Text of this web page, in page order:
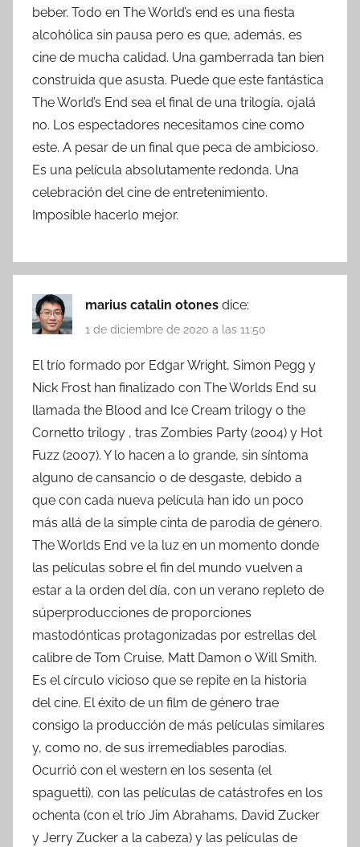
beber. Todo en The World’s end es una fiesta
alcohólica sin pausa pero es que, además, es
cine de mucha calidad. Una gamberrada tan bien
construida que asusta. Puede que este fantástica
The World’s End sea el final de una trilogía, ojalá
no. Los espectadores necesitamos cine como
este. A pesar de un final que peca de ambicioso.
Es una película absolutamente redonda. Una
celebración del cine de entretenimiento.
Imposible hacerlo mejor.
marius catalin otones dice:
1 de diciembre de 2020 a las 11:50
El trío formado por Edgar Wright, Simon Pegg y
Nick Frost han finalizado con The Worlds End su
llamada the Blood and Ice Cream trilogy o the
Cornetto trilogy , tras Zombies Party (2004) y Hot
Fuzz (2007). Y lo hacen a lo grande, sin síntoma
alguno de cansancio o de desgaste, debido a
que con cada nueva película han ido un poco
más allá de la simple cinta de parodia de género.
The Worlds End ve la luz en un momento donde
las películas sobre el fin del mundo vuelven a
estar a la orden del día, con un verano repleto de
súperproducciones de proporciones
mastodónticas protagonizadas por estrellas del
calibre de Tom Cruise, Matt Damon o Will Smith.
Es el círculo vicioso que se repite en la historia
del cine. El éxito de un film de género trae
consigo la producción de más películas similares
y, como no, de sus irremediables parodias.
Ocurrió con el western en los sesenta (el
spaguetti), con las películas de catástrofes en los
ochenta (con el trío Jim Abrahams, David Zucker
y Jerry Zucker a la cabeza) y las películas de